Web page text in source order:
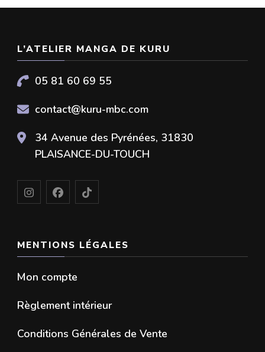
L’ATELIER MANGA DE KURU
05 81 60 69 55
contact@kuru-mbc.com
34 Avenue des Pyrénées, 31830
PLAISANCE-DU-TOUCH
MENTIONS LÉGALES
Mon compte
Règlement intérieur
Conditions Générales de Vente